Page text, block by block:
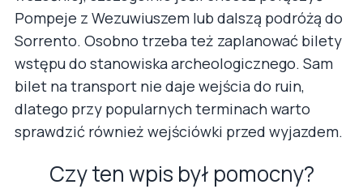
Pompeje z Wezuwiuszem lub dalszą podróżą do
Sorrento. Osobno trzeba też zaplanować bilety
wstępu do stanowiska archeologicznego. Sam
bilet na transport nie daje wejścia do ruin,
dlatego przy popularnych terminach warto
sprawdzić również wejściówki przed wyjazdem.
Czy ten wpis był pomocny?